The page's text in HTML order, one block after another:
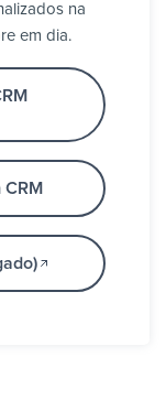
na
em dia.